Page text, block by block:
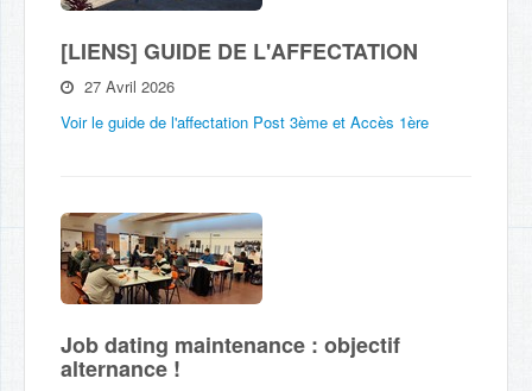
[LIENS] GUIDE DE L'AFFECTATION
27 Avril 2026
Voir le guide de l'affectation Post 3ème et Accès 1ère
Job dating maintenance : objectif
alternance !